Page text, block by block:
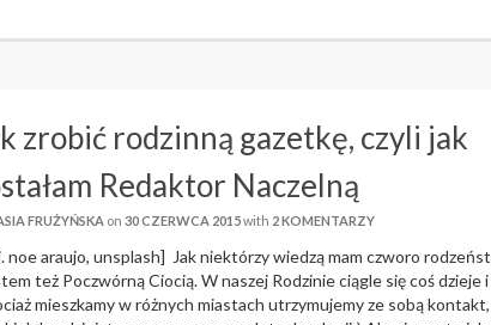
zrobić rodzinną gazetkę, czyli jak
Redaktor Naczelną
FRUŻYŃSKA on30 CZERWCA 2015with 2 KOMENTARZY
noe araujo, unsplash] Jak niektórzy wiedzą mam czworo
też Poczwórną Ciocią. W naszej Rodzinie ciągle się coś dzieje i
mieszkamy w różnych miastach utrzymujemy ze sobą kontakt,